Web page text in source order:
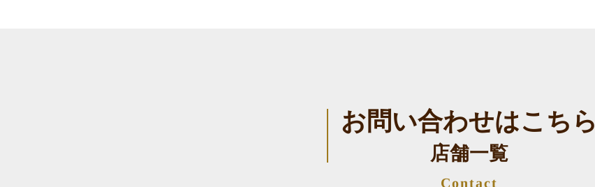
お問い合わせはこちら
店舗一覧
Contact